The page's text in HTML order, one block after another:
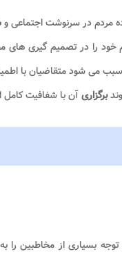
مردم در سرنوشت اجتماعی و
را در تصمیم گیری های
سبب می شود متقاضیان با
برگزاریآن با شفافیت کامل
بسیاری از مخاطبین